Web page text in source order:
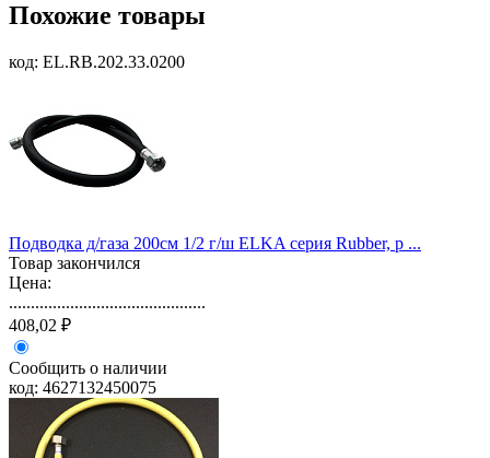
Похожие товары
код: EL.RB.202.33.0200
Подводка д/газа 200см 1/2 г/ш ELKA серия Rubber, р ...
Товар закончился
Цена:
.............................................
408,02 ₽
Сообщить о наличии
код: 4627132450075